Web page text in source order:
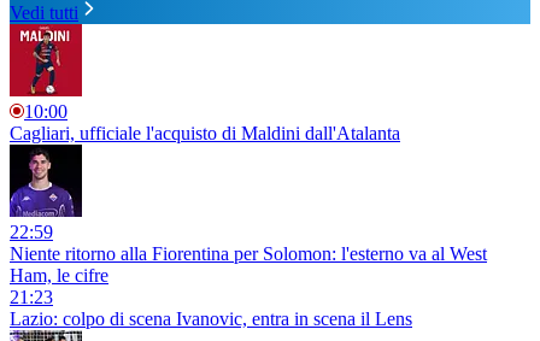
Vedi tutti
10:00
Cagliari, ufficiale l'acquisto di Maldini dall'Atalanta
22:59
Niente ritorno alla Fiorentina per Solomon: l'esterno va al West
Ham, le cifre
21:23
Lazio: colpo di scena Ivanovic, entra in scena il Lens